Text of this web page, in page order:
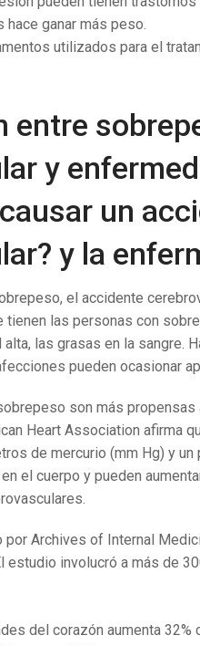
hace ganar más peso.
utilizados para el
entre
y
un
y la
el accidente
tienen las personas con
las grasas en la sangre.
pueden ocasionar
son más
Heart Association afirma
de mercurio (mm Hg) y
el cuerpo y pueden
por Archives of Internal
estudio involucró a más de
del corazón aumenta 32%